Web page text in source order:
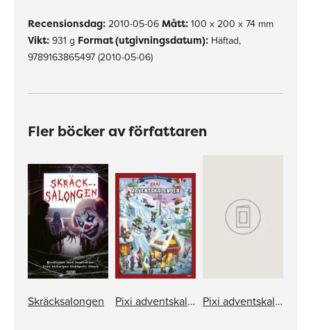
Recensionsdag: 2010-05-06 Mått: 100 x 200 x 74 mm
Vikt: 931 g Format (utgivningsdatum): Häftad,
9789163865497 (2010-05-06)
Fler böcker av författaren
Skräcksalongen Pixi adventskalender – Mattias Andersson Pixi adventskalender – Jan Lööf